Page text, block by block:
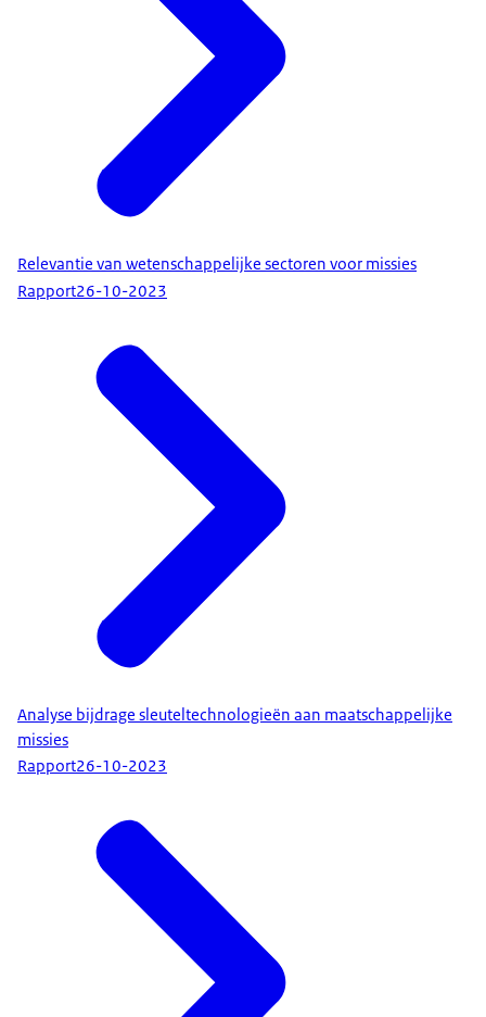
Relevantie van wetenschappelijke sectoren voor missies
Rapport26-10-2023
Analyse bijdrage sleuteltechnologieën aan maatschappelijke
missies
Rapport26-10-2023